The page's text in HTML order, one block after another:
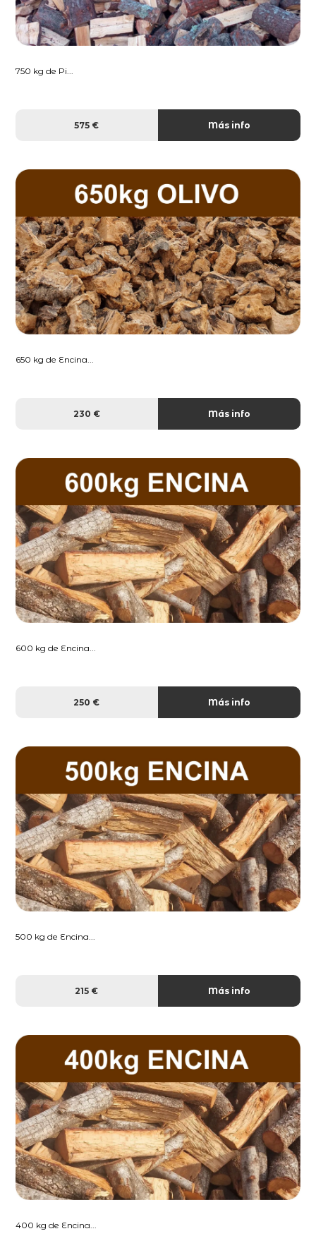
750 kg de Pi...
575 € Más info
650 kg de Encina...
230 € Más info
600 kg de Encina...
250 € Más info
500 kg de Encina...
215 € Más info
400 kg de Encina...